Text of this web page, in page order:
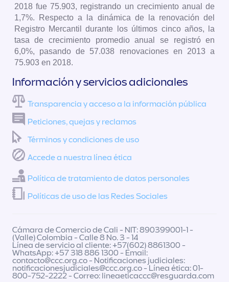
2018 fue 75.903, registrando un crecimiento anual de
1,7%. Respecto a la dinámica de la renovación del
Registro Mercantil durante los últimos cinco años, la
tasa de crecimiento promedio anual se registró en
6,0%, pasando de 57.038 renovaciones en 2013 a
75.903 en 2018.
Información y servicios adicionales
Transparencia y acceso a la información pública
Peticiones, quejas y reclamos
Términos y condiciones de uso
Accede a nuestra línea ética
Política de tratamiento de datos personales
Políticas de uso de las Redes Sociales
Cámara de Comercio de Cali - NIT: 890399001-1 -
(Valle) Colombia - Calle 8 No. 3 - 14
Línea de servicio al cliente: +57(602) 8861300 -
WhatsApp: +57 318 886 1300 - Email:
contacto@ccc.org.co- Notificaciones judiciales:
notificacionesjudiciales@ccc.org.co- Línea ética: 01-
800-752-2222 - Correo: lineaeticaccc@resguarda.com